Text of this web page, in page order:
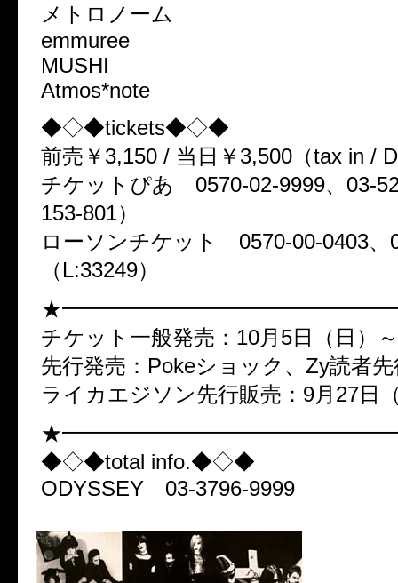
メトロノーム
emmuree
MUSHI
Atmos*note
◆◇◆tickets◆◇◆
前売￥3,150 / 当日￥3,500（tax in /
チケットぴあ 0570-02-9999、03-
153-801）
ローソンチケット 0570-00-0403、
（L:33249）
チケット一般発売：10月5日（日）～
先行発売：Pokeショック、Zy読者先
ライカエジソン先行販売：9月27日
◆◇◆total info.◆◇◆
ODYSSEY 03-3796-9999